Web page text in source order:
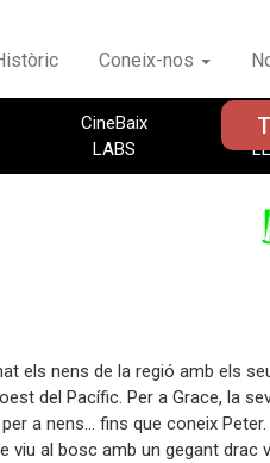
Coneix-nos
CineBaix
LABS
els nens de la regió amb els
del Pacífic. Per a Grace, la
a nens... fins que coneix Peter.
viu al bosc amb un gegant drac